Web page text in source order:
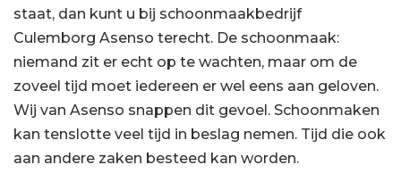
staat, dan kunt u bij schoonmaakbedrijf
Culemborg Asenso terecht. De schoonmaak:
niemand zit er echt op te wachten, maar om de
zoveel tijd moet iedereen er wel eens aan geloven.
Wij van Asenso snappen dit gevoel. Schoonmaken
kan tenslotte veel tijd in beslag nemen. Tijd die ook
aan andere zaken besteed kan worden.